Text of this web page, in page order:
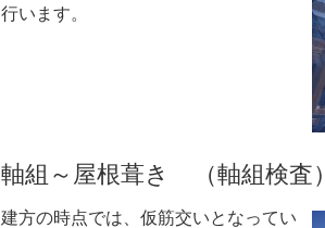
行います。
軸組～屋根葺き （軸組検査）
建方の時点では、仮筋交いとなってい